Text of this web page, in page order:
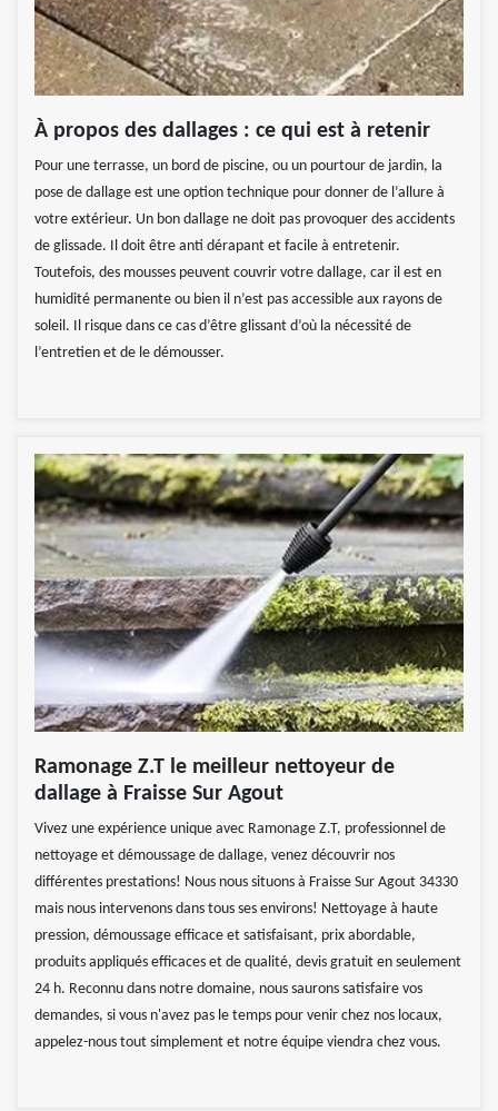
À propos des dallages : ce qui est à retenir
Pour une terrasse, un bord de piscine, ou un pourtour de jardin, la
pose de dallage est une option technique pour donner de l’allure à
votre extérieur. Un bon dallage ne doit pas provoquer des accidents
de glissade. Il doit être anti dérapant et facile à entretenir.
Toutefois, des mousses peuvent couvrir votre dallage, car il est en
humidité permanente ou bien il n’est pas accessible aux rayons de
soleil. Il risque dans ce cas d’être glissant d’où la nécessité de
l’entretien et de le démousser.
Ramonage Z.T le meilleur nettoyeur de
dallage à Fraisse Sur Agout
Vivez une expérience unique avec Ramonage Z.T, professionnel de
nettoyage et démoussage de dallage, venez découvrir nos
différentes prestations! Nous nous situons à Fraisse Sur Agout 34330
mais nous intervenons dans tous ses environs! Nettoyage à haute
pression, démoussage efficace et satisfaisant, prix abordable,
produits appliqués efficaces et de qualité, devis gratuit en seulement
24 h. Reconnu dans notre domaine, nous saurons satisfaire vos
demandes, si vous n'avez pas le temps pour venir chez nos locaux,
appelez-nous tout simplement et notre équipe viendra chez vous.